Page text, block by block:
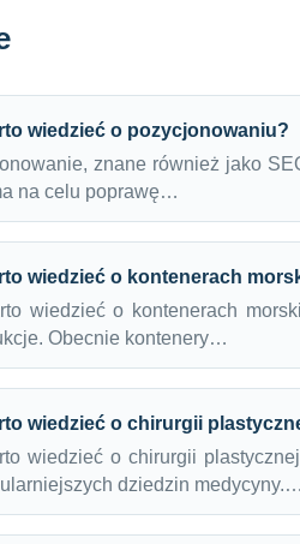
wiedzieć o pozycjonowaniu?
znane również jako
na celu poprawę…
wiedzieć o kontenerach
wiedzieć o kontenerach
Obecnie kontenery…
wiedzieć o chirurgii
wiedzieć o chirurgii
dziedzin